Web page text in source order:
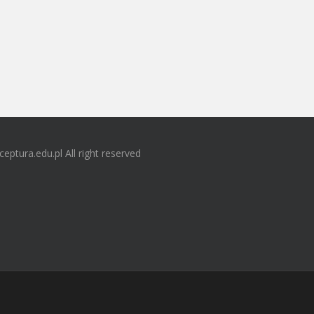
All right reserved